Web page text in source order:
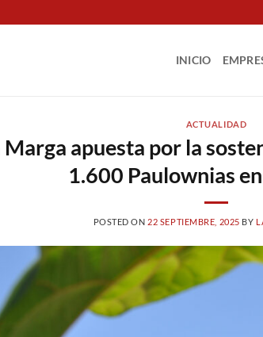
INICIO
ACTUALIDAD
Marga apuesta por la
1.600 Paulownias
POSTED ON 22 SEPTIEMBRE, 2025 BY